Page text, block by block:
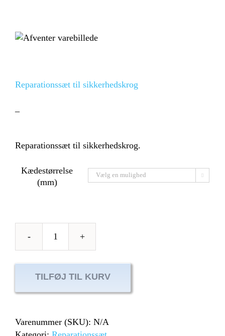
Reparationssæt til sikkerhedskrog
–
Reparationssæt til sikkerhedskrog.
Kædestørrelse
(mm)

Reparationssæt
sikkerhedskrog
antal
TILFØJ TIL KURV
Varenummer (SKU): N/A